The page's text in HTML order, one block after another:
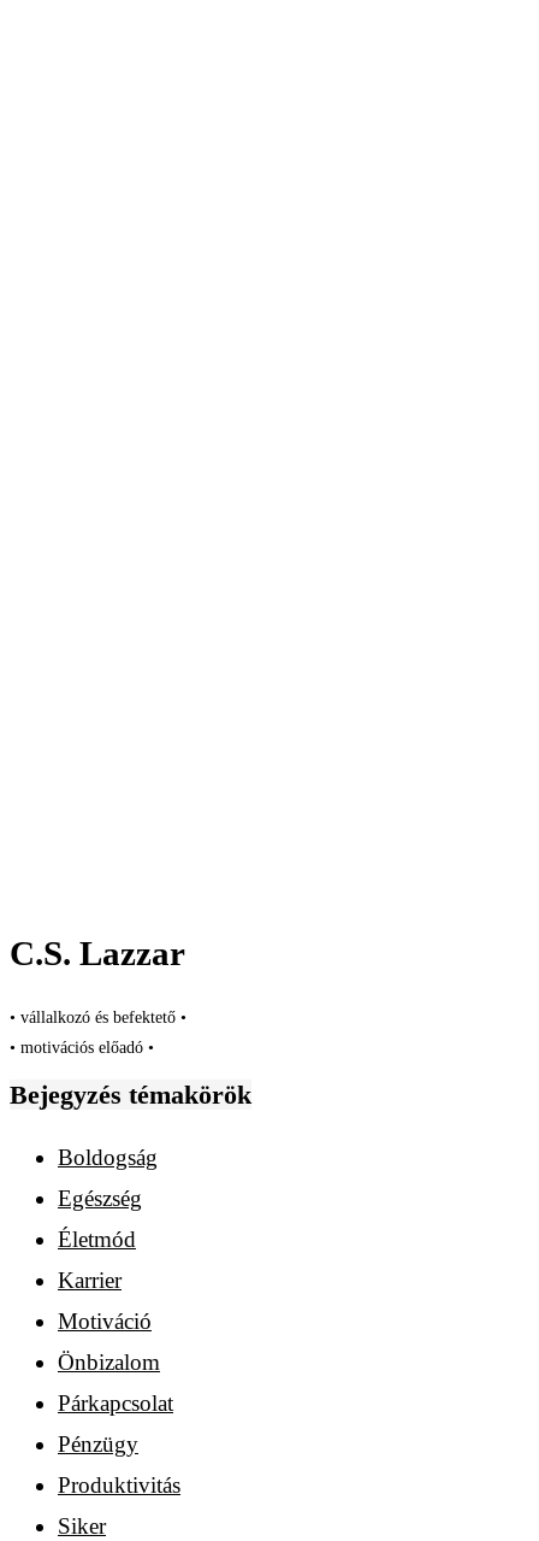
C.S. Lazzar
• vállalkozó és befektető •
• motivációs előadó •
Bejegyzés témakörök
Boldogság
Egészség
Életmód
Karrier
Motiváció
Önbizalom
Párkapcsolat
Pénzügy
Produktivitás
Siker